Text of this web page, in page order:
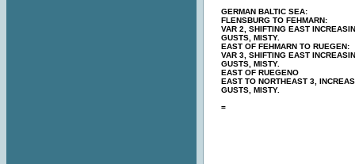
GERMAN BALTIC SEA:
FLENSBURG TO FEHMARN:
VAR 2, SHIFTING EAST
GUSTS, MISTY.
EAST OF FEHMARN TO RUEGEN:
VAR 3, SHIFTING EAST
GUSTS, MISTY.
EAST OF RUEGENO
EAST TO NORTHEAST 3,
GUSTS, MISTY.
=